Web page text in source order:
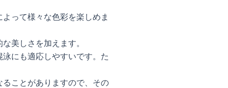
って様々な色彩を楽しめま
美しさを加えます。
にも適応しやすいです。た
ことがありますので、その